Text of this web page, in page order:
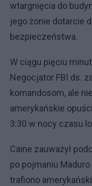
wtargnięcia do
jego żonie dotarcie
bezpieczeństwa.
W ciągu pięciu
Negocjator FBI ds.
komandosom, ale
amerykańskie
3:30 w nocy czasu
Caine zauważył
po pojmaniu
trafiono